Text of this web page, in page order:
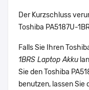
Der Kurzschluss
Toshiba PA5187U-
Falls Sie Ihren
1BRS Laptop Akku
Sie den Toshiba
benutzen, lassen